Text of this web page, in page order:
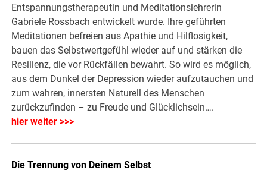
Entspannungstherapeutin und Meditationslehrerin
Gabriele Rossbach entwickelt wurde. Ihre geführten
Meditationen befreien aus Apathie und Hilflosigkeit,
bauen das Selbstwertgefühl wieder auf und stärken die
Resilienz, die vor Rückfällen bewahrt. So wird es möglich,
aus dem Dunkel der Depression wieder aufzutauchen und
zum wahren, innersten Naturell des Menschen
zurückzufinden – zu Freude und Glücklichsein….
hier weiter >>>
Die Trennung von Deinem Selbst